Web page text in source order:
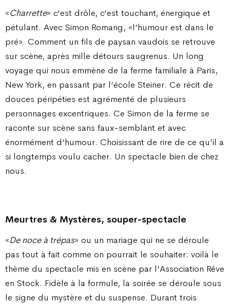
«Charrette» c’est drôle, c’est touchant, énergique et
pétulant. Avec Simon Romang, «l’humour est dans le
pré». Comment un fils de paysan vaudois se retrouve
sur scène, après mille détours saugrenus. Un long
voyage qui nous emmène de la ferme familiale à Paris,
New York, en passant par l’école Steiner. Ce récit de
douces péripéties est agrémenté de plusieurs
personnages excentriques. Ce Simon de la ferme se
raconte sur scène sans faux-semblant et avec
énormément d’humour. Choisissant de rire de ce qu’il a
si longtemps voulu cacher. Un spectacle bien de chez
nous.
Meurtres & Mystères, souper-spectacle
«De noce à trépas» ou un mariage qui ne se déroule
pas tout à fait comme on pourrait le souhaiter: voilà le
thème du spectacle mis en scène par l’Association Rêve
en Stock. Fidèle à la formule, la soirée se déroule sous
le signe du mystère et du suspense. Durant trois